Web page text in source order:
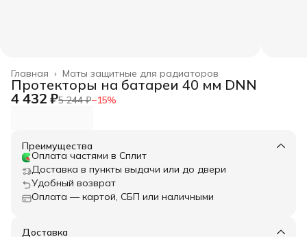
Маты защитные для радиаторов
Главная ›
Протекторы на батареи 40 мм DNN
4 432 ₽5 244 ₽−15%
Преимущества
Оплата частями в Сплит
Доставка в пункты выдачи или до двери
Удобный возврат
Оплата — картой, СБП или наличными
Доставка